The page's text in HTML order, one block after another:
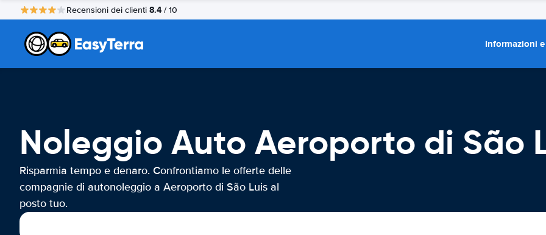
Recensioni dei clienti 8.4 / 10
Informazioni
Noleggio Auto Aeroporto di São
Risparmia tempo e denaro. Confrontiamo le offerte delle
compagnie di autonoleggio a Aeroporto di São Luis al
posto tuo.